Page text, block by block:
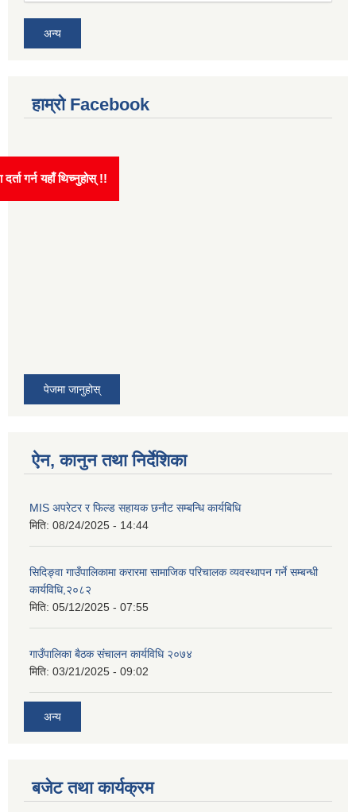
अन्य
हाम्रो Facebook
पेजमा जानुहोस्
ऐन, कानुन तथा निर्देशिका
MIS अपरेटर र फिल्ड सहायक छनौट सम्बन्धि कार्यबिधि
मिति: 08/24/2025 - 14:44
सिदिङ्वा गाउँपालिकामा करारमा सामाजिक परिचालक व्यवस्थापन गर्ने सम्बन्धी
कार्यविधि,२०८२
मिति: 05/12/2025 - 07:55
गाउँपालिका बैठक संचालन कार्यविधि २०७४
मिति: 03/21/2025 - 09:02
अन्य
बजेट तथा कार्यक्रम
घटना दर्ता गर्न यहाँ थिच्नुहोस् !!